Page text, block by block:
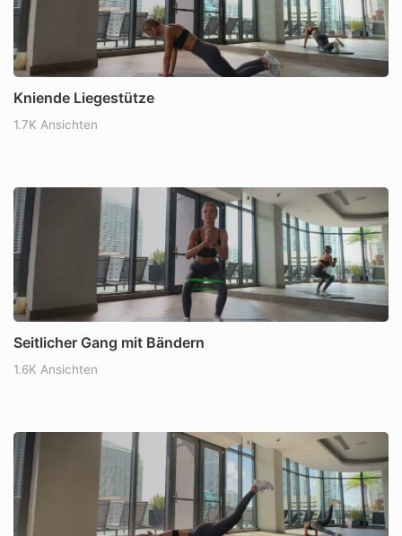
Kniende Liegestütze
1.7K Ansichten
Seitlicher Gang mit Bändern
1.6K Ansichten